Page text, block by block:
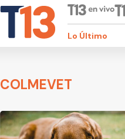
Lo Último
COLMEVET